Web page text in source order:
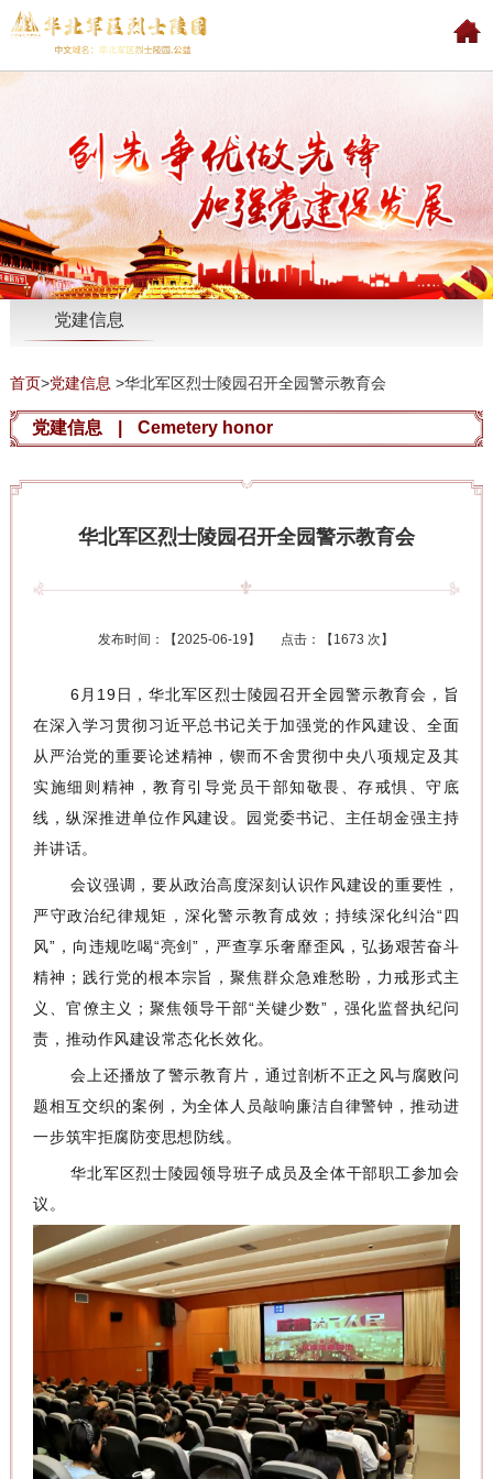
党建信息
首页>党建信息 >华北军区烈士陵园召开全园警示教育会
党建信息 Cemetery honor
华北军区烈士陵园召开全园警示教育会
发布时间：【2025-06-19 】 点击：【 1673 次 】
6月19日，华北军区烈士陵园召开全园警示教育会，旨
在深入学习贯彻习近平总书记关于加强党的作风建设、全面
从严治党的重要论述精神，锲而不舍贯彻中央八项规定及其
实施细则精神，教育引导党员干部知敬畏、存戒惧、守底
线，纵深推进单位作风建设。园党委书记、主任胡金强主持
并讲话。
会议强调，要从政治高度深刻认识作风建设的重要性，
严守政治纪律规矩，深化警示教育成效；持续深化纠治“四
风”，向违规吃喝“亮剑”，严查享乐奢靡歪风，弘扬艰苦奋斗
精神；践行党的根本宗旨，聚焦群众急难愁盼，力戒形式主
义、官僚主义；聚焦领导干部“关键少数”，强化监督执纪问
责，推动作风建设常态化长效化。
会上还播放了警示教育片，通过剖析不正之风与腐败问
题相互交织的案例，为全体人员敲响廉洁自律警钟，推动进
一步筑牢拒腐防变思想防线。
华北军区烈士陵园领导班子成员及全体干部职工参加会
议。